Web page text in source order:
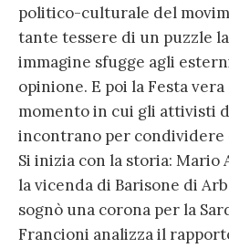
politico-culturale del
tante tessere di un puzzle
immagine sfugge agli
opinione. E poi la Festa
momento in cui gli attivisti
incontrano per condividere
Si inizia con la storia: Mario
la vicenda di Barisone di
sognò una corona per la
Francioni analizza il